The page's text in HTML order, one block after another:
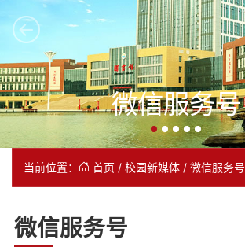
Previous
微信服务号
当前位置： 首页 / 校园新媒体 / 微信服务号
微信服务号